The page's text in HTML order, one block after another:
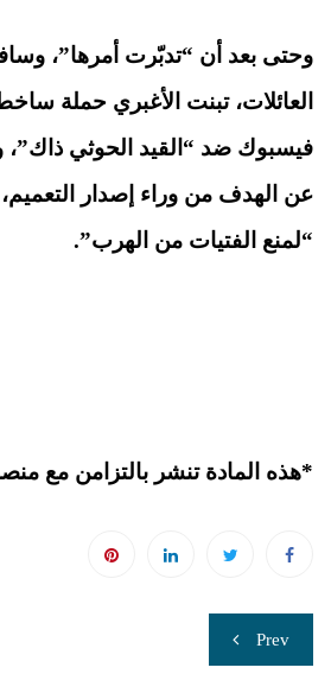
وحتى بعد أن “تدبّرت أمرها”،
العائلات، تبنت الأغبري حملة
فيسبوك ضد “القيد الحوثي ذاك”،
عن الهدف من وراء إصدار
“لمنع الفتيات من الهرب”.
*هذه المادة تنشر بالتزامن مع
تصفّح
المقالات
Prev